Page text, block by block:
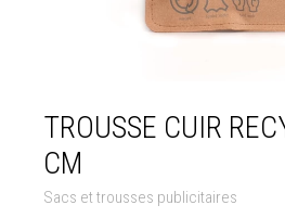
TROUSSE CUIR
CM
Sacs et trousses publicitaires